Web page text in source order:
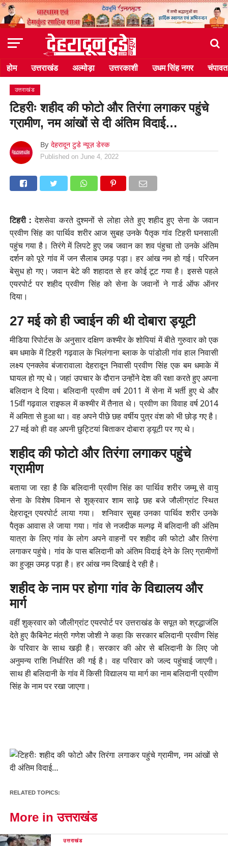
होम उत्तराखंड अल्मोड़ा उत्तरकाशी उधम सिंह नगर चंपावत
उत्तराखंड
टिहरीः शहीद की फोटो और तिरंगा लगाकर पहुंचे
ग्रामीण, नम आंखों से दी अंतिम विदाई…
By देहरादून टुडे न्यूज़ डेस्क
Published on June 4, 2022
टिहरी :देशसेवा करते दुश्मनों से लोहा लेते हुए शहीद हुए सेना के जवान
प्रवीण सिंह का पार्थिव शरीर आज सुबह उनके पैतृक गांव टिहरी घनसाली
पहुंच गया है। तिरंगे में लिपटे हुए जब जवान का शव पंहुचा तो उनके अंतिम
दर्शन को पूरे गांव में जन सैलाब उमड़ पड़ा। हर आंख नम हो गई। परिजन
बेसुध हो गए। जवान बेटे की शहादत से हर कोई टूट गया है। इससे पहले
एयरपोर्ट पर शहीद प्रवीण सिंह को सेना के जवानों ने गार्ड ऑफ ऑनर
दिया।
27 मई को ही ज्वाईन की थी दोबारा ड्यूटी
मीडिया रिपोर्टस के अनुसार दक्षिण कश्मीर के शोपियां में बीते गुरुवार को एक
बम धमाके में टिहरी गढ़वाल के भिलंगाना ब्लाक के पांडोली गांव हाल निवासी
लक्ष्य एनक्लेव बंजारावाला देहरादून निवासी प्रवीण सिंह एक बम धमाके में
घायल हो गए थे। जहां उपचार के दौरान उन्होंने देश की रक्षा करते हुए अपना
बलिदान दे दिया। बलिदानी प्रवीण वर्ष 2011 में सेना में भर्ती हुए थे और
15वीं गढ़वाल राइफल में कश्मीर में तैनात थे। प्रवीण का विवाह वर्ष 2014
में अमिता से हुआ था। वह अपने पीछे छह वर्षीय पुत्र वंश को भी छोड़ गए है।
27 मई को ही वह अपनी छुट्टियां बिताकर दोबारा ड्यूटी पर गए थे।
शहीद की फोटो और तिरंगा लगाकर पहुंचे
ग्रामीण
बताया जा रहा है कि बलिदानी प्रवीण सिंह का पार्थिव शरीर जम्मू से वायु
सेना के विशेष विमान से शुक्रवार शाम साढ़े छह बजे जौलीग्रांट स्थित
देहरादून एयरपोर्ट लाया गया। शनिवार सुबह उनका पार्थिव शरीर उनके
पैतृक आवास ले जाया गया। गांव से नजदीक मल्गढ़ में बलिदानी की अंतिम
यात्रा के लिए गांव के लोग अपने वाहनों पर शहीद की फोटो और तिरंगा
लगाकर पहुंचे। गांव के पास बलिदानी को अंतिम विदाई देने के लिए ग्रामीणों
का हुजूम उमड़ पड़ा है। हर आंख नम दिखाई दे रही है।
शहीद के नाम पर होगा गांव के विद्यालय और
मार्ग
वहीं शुक्रवार को जौलीग्रांट एयरपोर्ट पर उत्तराखंड के सपूत को श्रद्धाजंलि
देते हुए कैबिनेट मंत्री गणेश जोशी ने कहा कि सरकार बलिदानी प्रवीण सिंह
के परिवार के साथ खड़ी है। सरकार की ओर से बलिदानी के लिए जो
अनुमन्य राशि निर्धारित की गई है। वह परिवार को जल्द पहुंचाई जाएगी।
साथ ही बलिदानी के गांव में किसी विद्यालय या मार्ग का नाम बलिदानी प्रवीण
सिंह के नाम पर रखा जाएगा।
RELATED TOPICS:
More in उत्तराखंड
उत्तराखंड